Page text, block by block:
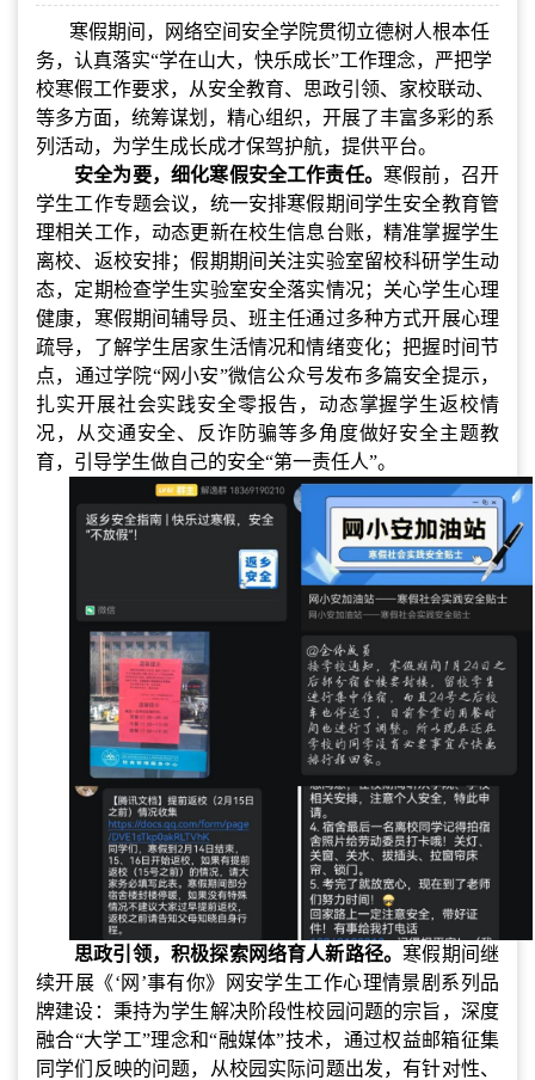
寒假期间，网络空间安全学院贯彻立德树人根本任
务，认真落实“学在山大，快乐成长”工作理念，严把学
校寒假工作要求，从安全教育、思政引领、家校联动、
等多方面，统筹谋划，精心组织，开展了丰富多彩的系
列活动，为学生成长成才保驾护航，提供平台。
安全为要，细化寒假安全工作责任。寒假前，召开
学生工作专题会议，统一安排寒假期间学生安全教育管
理相关工作，动态更新在校生信息台账，精准掌握学生
离校、返校安排；假期期间关注实验室留校科研学生动
态，定期检查学生实验室安全落实情况；关心学生心理
健康，寒假期间辅导员、班主任通过多种方式开展心理
疏导，了解学生居家生活情况和情绪变化；把握时间节
点，通过学院“网小安”微信公众号发布多篇安全提示，
扎实开展社会实践安全零报告，动态掌握学生返校情
况，从交通安全、反诈防骗等多角度做好安全主题教
育，引导学生做自己的安全“第一责任人”。
思政引领，积极探索网络育人新路径。寒假期间继
续开展《‘网’事有你》网安学生工作心理情景剧系列品
牌建设：秉持为学生解决阶段性校园问题的宗旨，深度
融合“大学工”理念和“融媒体”技术，通过权益邮箱征集
同学们反映的问题，从校园实际问题出发，有针对性、